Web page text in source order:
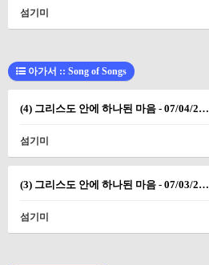
섬기미
아가서 :: Song of Songs
(4) 그리스도 안에 하나된 마음 - 07/04/2…
섬기미
(3) 그리스도 안에 하나된 마음 - 07/03/2…
섬기미